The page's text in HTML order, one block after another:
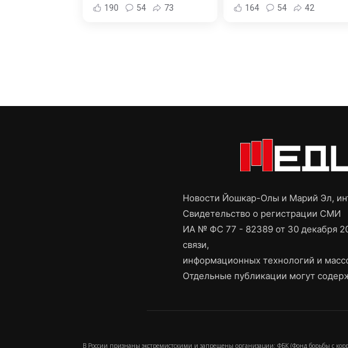
190 54 73 164 54 42
Новости Йошкар-Олы и Марий Эл,
Свидетельство о регистрации СМИ
ИА № ФС 77 - 82389 от 30 декабря
связи,
информационных технологий и
Отдельные публикации могут
В России признаны экстремистскими и запрещены организации: ФБК (Фонд борьбы с